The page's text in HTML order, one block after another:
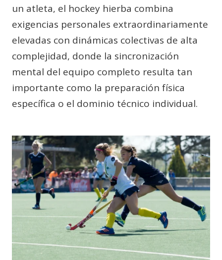
un atleta, el hockey hierba combina
exigencias personales extraordinariamente
elevadas con dinámicas colectivas de alta
complejidad, donde la sincronización
mental del equipo completo resulta tan
importante como la preparación física
específica o el dominio técnico individual.